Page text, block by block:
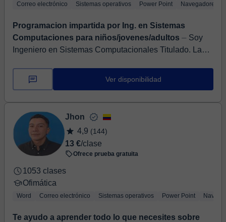
Correo electrónico Sistemas operativos Power Point Navegadores
Programacion impartida por Ing. en Sistemas
Computaciones para niños/jovenes/adultos ⏤ Soy
Ingeniero en Sistemas Computacionales Titulado. Las
secundaria, bachillerato y universidad, aunqu...
Ver disponibilidad
Jhon
4,9 (144)
13 €/clase
Ofrece prueba gratuita
1053 clases
Ofimática
Word Correo electrónico Sistemas operativos Power Point
Te ayudo a aprender todo lo que necesites sobre